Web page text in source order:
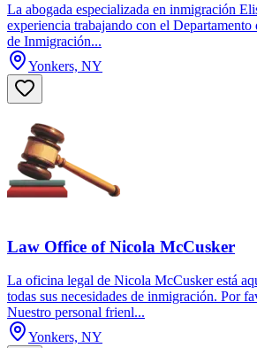
La abogada especializada en inmigración
experiencia trabajando con el
de Inmigración...
Yonkers, NY
Law Office of Nicola McCusker
La oficina legal de Nicola McCusker está
todas sus necesidades de inmigración. Por
Nuestro personal frienl...
Yonkers, NY